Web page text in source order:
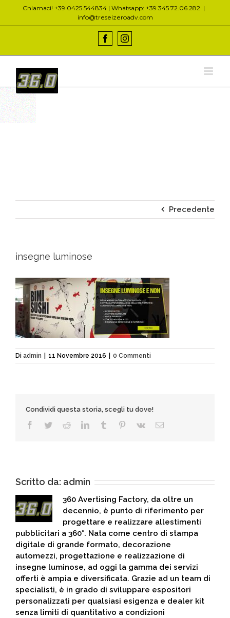
contenuto
Chiamaci! +39 0425 544834 | Whatsapp: +39 345 72.06.282 |
info@treseizeroadv.com
FacebookInstagram
Precedente
insegne luminose
Di admin 11 Novembre 2016 0 Commenti
Condividi questa storia, scegli tu dove!
Facebook
TwitterRedditLinkedInTumblr Pinterest
Vk Email
Scritto da: admin
360 Avertising Factory, da oltre un
decennio, è punto di riferimento per
progettare e realizzare allestimenti
pubblicitari a 360°. Nata come centro di stampa
digitale di grande formato, decorazione
automezzi, progettazione e realizzazione di
insegne luminose, ad oggi la gamma dei servizi
offerti è ampia e diversificata. Grazie ad un team di
specialisti, è in grado di sviluppare espositori
personalizzati per qualsiasi esigenza e dealer kit
senza limiti di quantitativo a condizioni